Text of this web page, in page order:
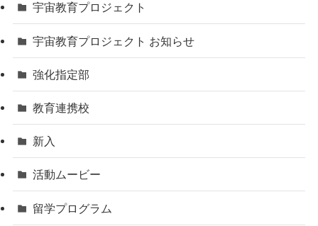
宇宙教育プロジェクト
宇宙教育プロジェクト お知らせ
強化指定部
教育連携校
新入
活動ムービー
留学プログラム